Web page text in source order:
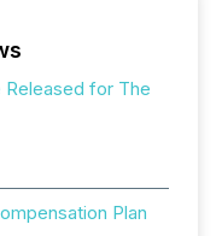
Released for The
Plan